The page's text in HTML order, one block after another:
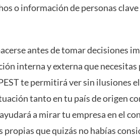
o información de personas
antes de tomar decisiones
interna y externa que
te permitirá ver sin ilusiones
tanto en tu país de origen
a mirar tu empresa en el
que quizás no habías